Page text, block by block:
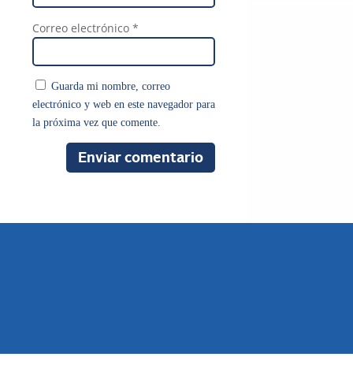
Correo electrónico *
Guarda mi nombre, correo
electrónico y web en este navegador para
la próxima vez que comente.